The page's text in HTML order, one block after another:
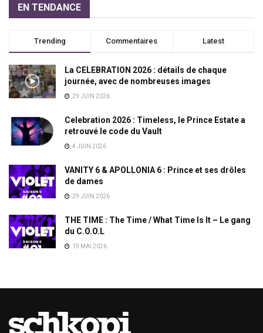
EN TENDANCE
Trending Commentaires Latest
La CELEBRATION 2026 : détails de chaque
journée, avec de nombreuses images
29 JUIN 2026
Celebration 2026 : Timeless, le Prince Estate a
retrouvé le code du Vault
4 JUIN 2026
VANITY 6 & APOLLONIA 6 : Prince et ses drôles
de dames
29 JUIN 2026
THE TIME : The Time / What Time Is It – Le gang
du C.O.O.L
19 MAI 2026